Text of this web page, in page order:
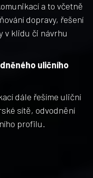
a to včetně
dopravy, řešení
v klidu či návrhu
uličního
dále řešíme uliční
sítě, odvodnění
profilu.